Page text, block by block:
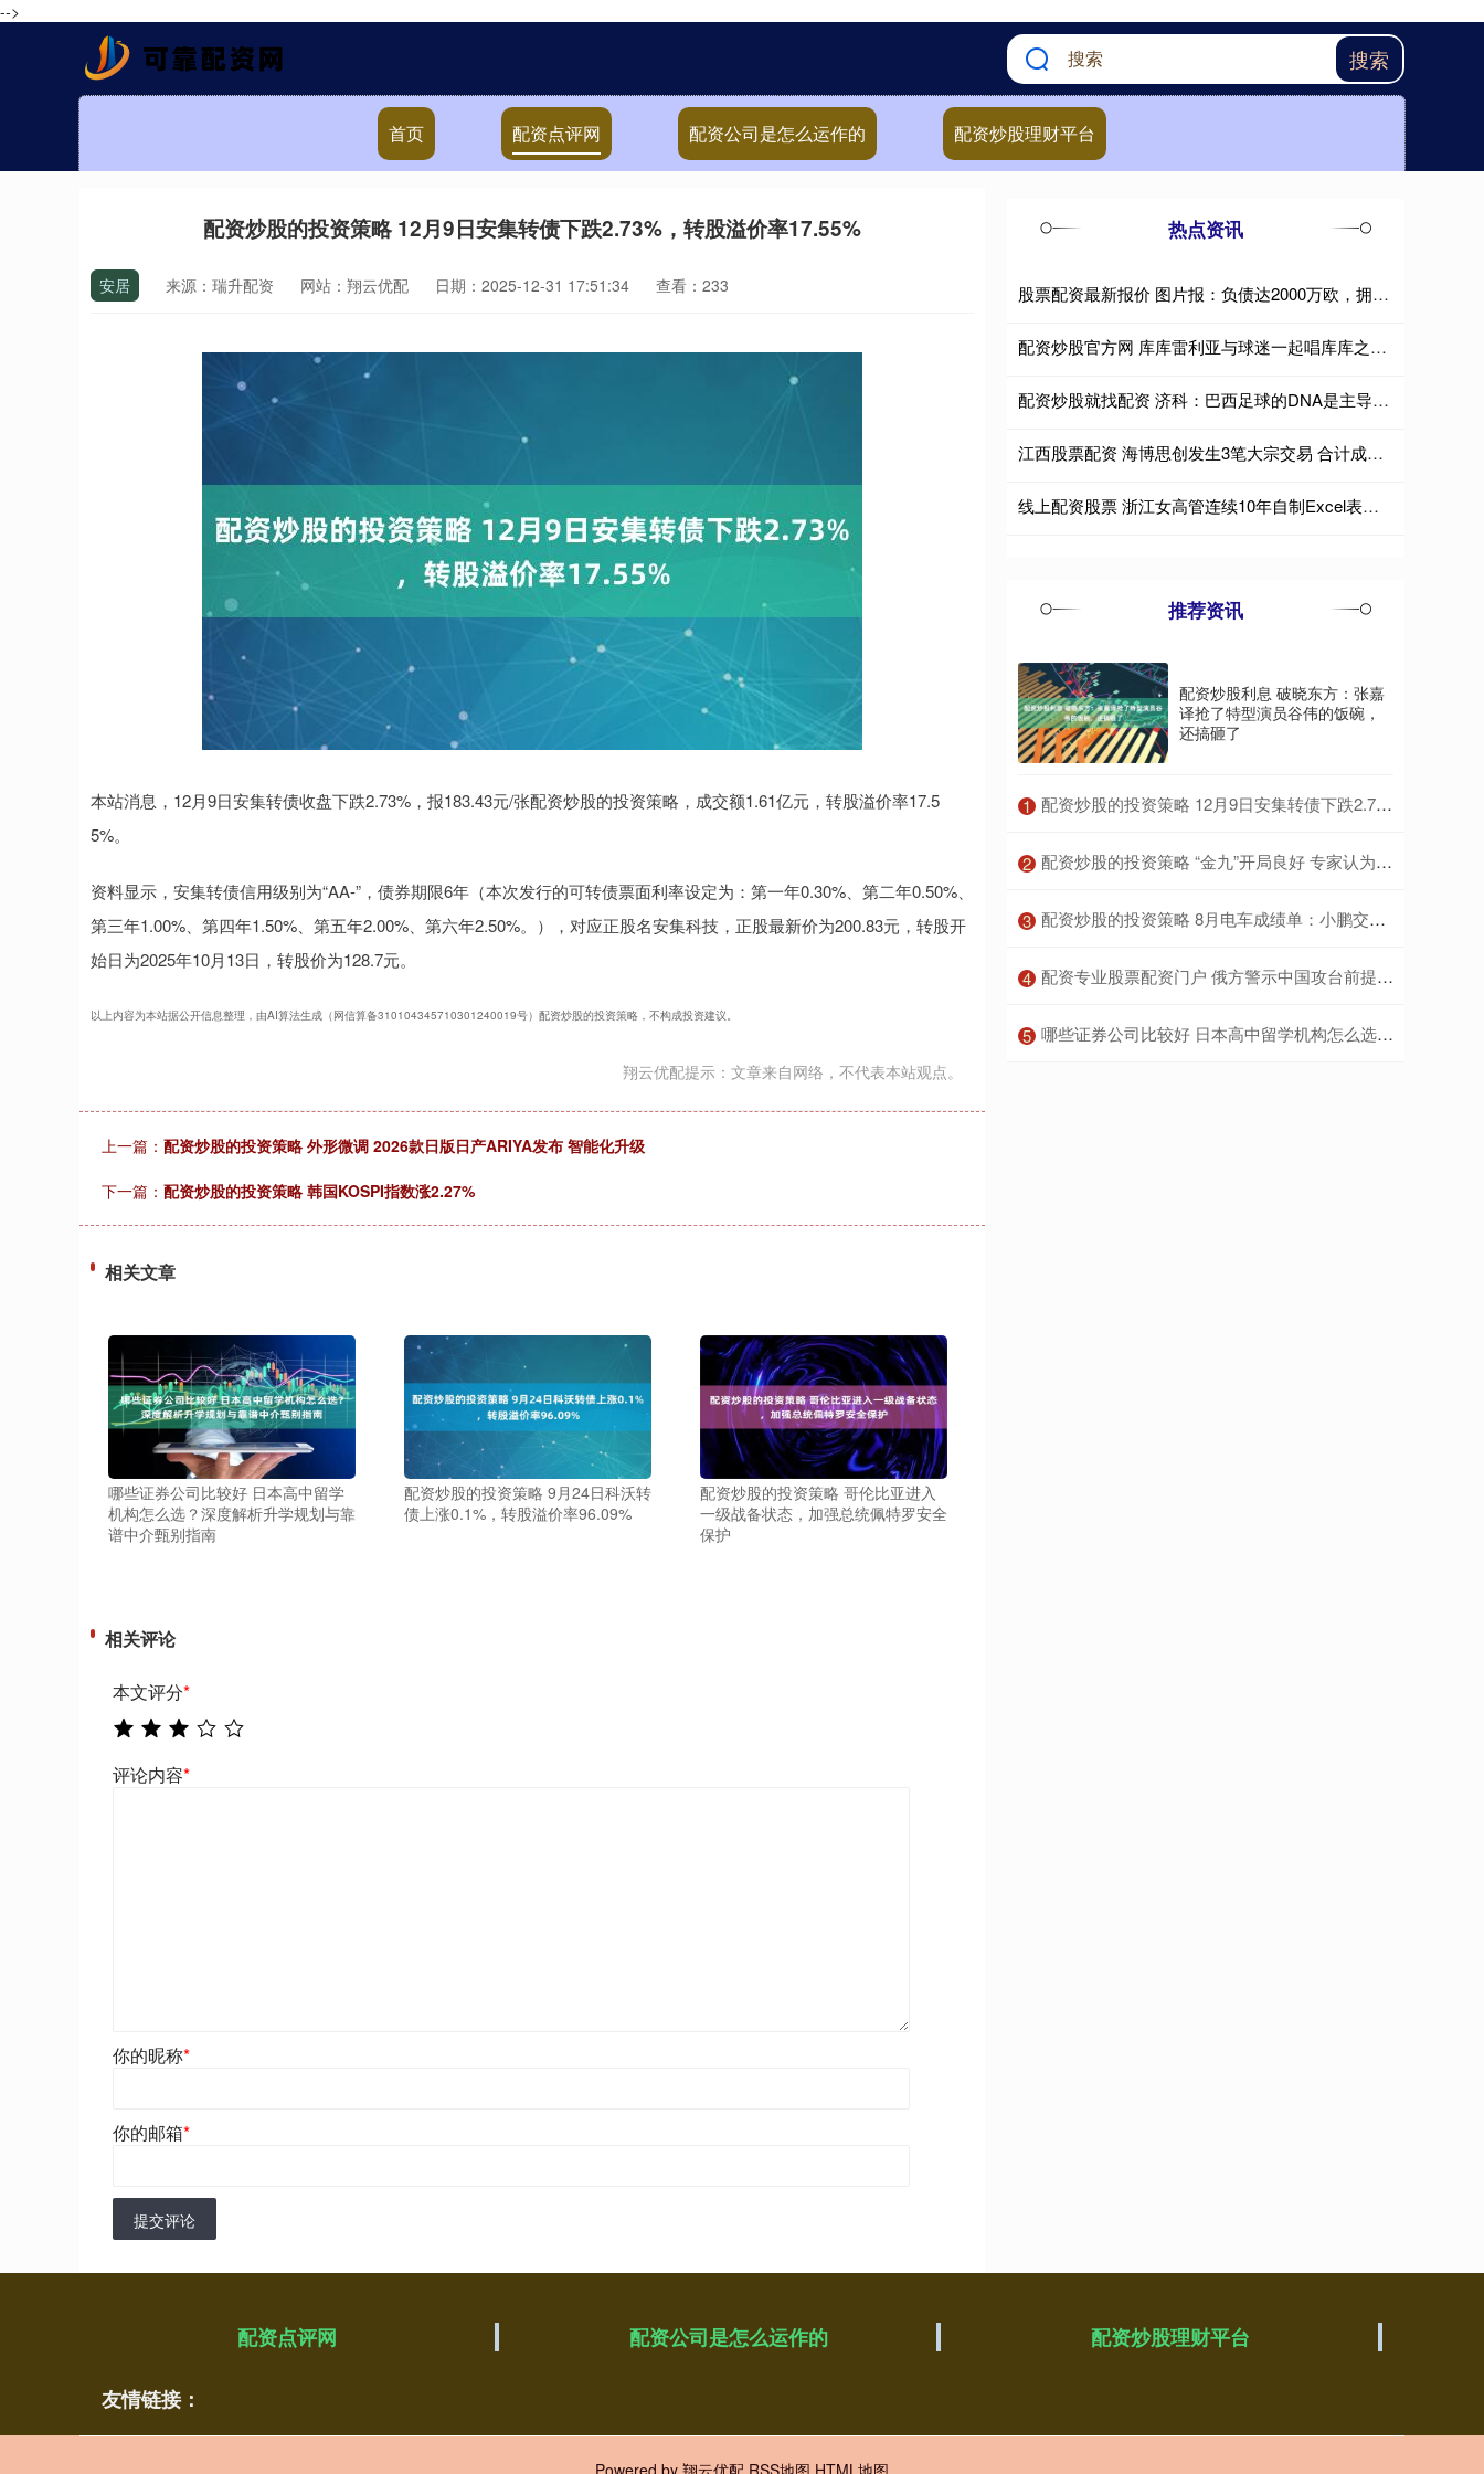
-->
搜索
首页 配资点评网 配资公司是怎么运作的 配资炒股理财平台
配资炒股的投资策略 12月9日安集转债下跌2.73%，转股溢价率17.55%
安居 来源：瑞升配资 网站：翔云优配 日期：2025-12-31 17:51:34 查看：233
本站消息，12月9日安集转债收盘下跌2.73%，报183.43元/张配资炒股的投资策略，成交额1.61亿元，转股溢价率17.5
5%。
资料显示，安集转债信用级别为“AA-”，债券期限6年（本次发行的可转债票面利率设定为：第一年0.30%、第二年0.50%、
第三年1.00%、第四年1.50%、第五年2.00%、第六年2.50%。），对应正股名安集科技，正股最新价为200.83元，转股开
始日为2025年10月13日，转股价为128.7元。
以上内容为本站据公开信息整理，由AI算法生成（网信算备310104345710301240019号）配资炒股的投资策略，不构成投资建议。
翔云优配提示：文章来自网络，不代表本站观点。
上一篇： 配资炒股的投资策略 外形微调 2026款日版日产ARIYA发布 智能化升级
下一篇： 配资炒股的投资策略 韩国KOSPI指数涨2.27%
相关文章
哪些证券公司比较好 日本高中留学
机构怎么选？深度解析升学规划与靠
谱中介甄别指南
配资炒股的投资策略 9月24日科沃转
债上涨0.1%，转股溢价率96.09%
配资炒股的投资策略 哥伦比亚进入
一级战备状态，加强总统佩特罗安全
保护
相关评论
本文评分*
评论内容*
你的昵称*
你的邮箱*
提交评论
热点资讯
股票配资最新报价 图片报：负债达2000万欧，拥有114年历史的布雷西亚宣告破产
配资炒股官方网 库库雷利亚与球迷一起唱库库之歌：哈兰德颤抖吧，库库来了
配资炒股就找配资 济科：巴西足球的DNA是主导比赛，但他们将控球权让给挪威
江西股票配资 海博思创发生3笔大宗交易 合计成交6673.80万元
线上配资股票 浙江女高管连续10年自制Excel表，发现长结节后火速就诊查出乳腺癌，当事人：感谢那个“爱较真”的自己
推荐资讯
配资炒股利息 破晓东方：张嘉
译抢了特型演员谷伟的饭碗，
还搞砸了
1 ​配资炒股的投资策略 12月9日安集转债下跌2.73%，转股溢价率17.55%
2 ​配资炒股的投资策略 “金九”开局良好 专家认为楼市活跃度或将迎来阶段性回升
3 ​配资炒股的投资策略 8月电车成绩单：小鹏交付量同比增长169%，蔚来交付3.13万台创历史新高，小米交付再超3万台
4 ​配资专业股票配资门户 俄方警示中国攻台前提：先瘫痧美军西太平洋基地
5 ​哪些证券公司比较好 日本高中留学机构怎么选？深度解析升学规划与靠谱中介甄别指南
配资点评网 配资公司是怎么运作的 配资炒股理财平台
友情链接：
Powered by 翔云优配 RSS地图 HTML地图